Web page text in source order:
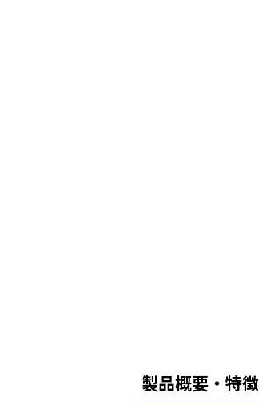
製品概要・特徴